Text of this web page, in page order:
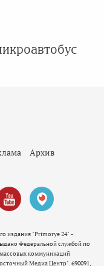
Архив
издания "Primorye 24" -
Федеральной службой по
коммуникаций
Медиа Центр". 690091,